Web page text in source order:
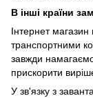
В інші країни
Інтернет магазин
транспортними
завжди
прискорити
У зв'язку з